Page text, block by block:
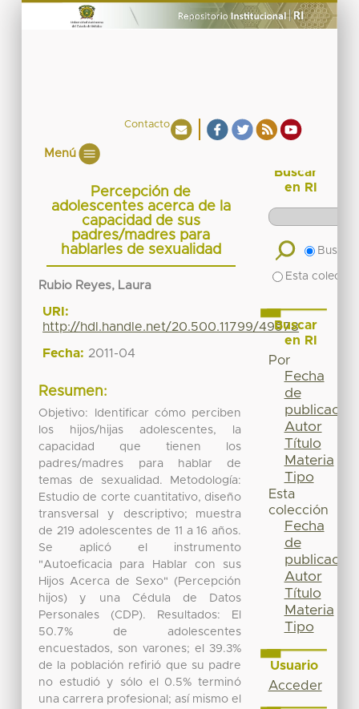
Contacto
Menú
Percepción de
adolescentes acerca de la
capacidad de sus
padres/madres para
hablarles de sexualidad
Rubio Reyes, Laura
URI:
http://hdl.handle.net/20.500.11799/49978
Fecha: 2011-04
Resumen:
Objetivo: Identificar cómo perciben
los hijos/hijas adolescentes, la
capacidad que tienen los
padres/madres para hablar de
temas de sexualidad. Metodología:
Estudio de corte cuantitativo, diseño
transversal y descriptivo; muestra
de 219 adolescentes de 11 a 16 años.
Se aplicó el instrumento
"Autoeficacia para Hablar con sus
Hijos Acerca de Sexo" (Percepción
hijos) y una Cédula de Datos
Personales (CDP). Resultados: El
50.7% de adolescentes
encuestados, son varones; el 39.3%
de la población refirió que su padre
no estudió y sólo el 0.5% terminó
una carrera profesional; así mismo el
Buscar
en RI
Buscar
Esta
Buscar
en RI
Por
Fecha
de
publicación
Autor
Título
Materia
Tipo
Esta
colección
Fecha
de
publicación
Autor
Título
Materia
Tipo
Usuario
Acceder